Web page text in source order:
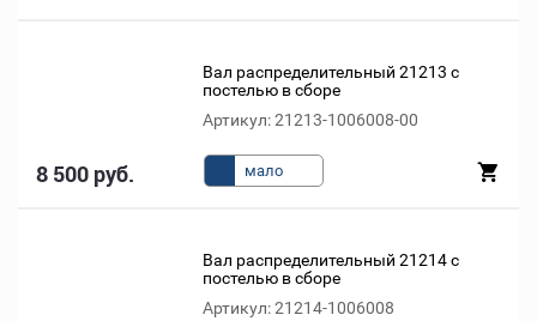
Вал распределительный 21213 с
постелью в сборе
Артикул: 21213-1006008-00
8 500 руб. мало
Вал распределительный 21214 с
постелью в сборе
Артикул: 21214-1006008